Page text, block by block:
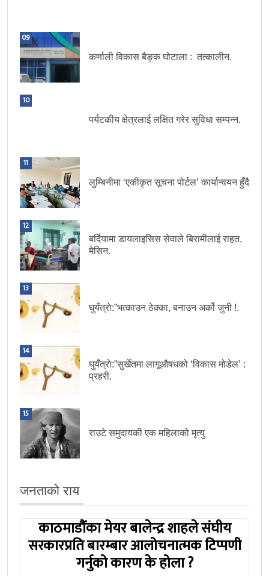
09
कर्णाली विकास बैङ्क घोटाला : तत्कालीन.
10
पर्यटकीय क्षेत्रलाई लक्षित गरेर सुविधा सम्पन्न.
11
लुम्बिनीमा ‘एकीकृत सूचना पोर्टल’ कार्यान्वयन हुँदै
12
बर्दियामा डायलाइसिस सेवाले बिरामीलाई राहत,
मेसिन.
13
घुयँत्राे:”भत्काउन ठेक्का, बनाउन अर्को जुनी !.
14
घुयँत्राे:”सुर्खेतमा लागूऔषधको ‘विकास मोडेल’ :
प्रहरी.
15
राउटे समुदायकी एक महिलाको मृत्यु
जनताको राय
काठमाडौंका मेयर बालेन्द्र शाहले संघीय
सरकारप्रति बारम्बार आलोचनात्मक टिप्पणी
गर्नुको कारण के होला ?